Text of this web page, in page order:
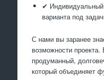
✔ Индивидуальный
варианта под
С нами вы заранее
возможности
продуманный,
который объединяет